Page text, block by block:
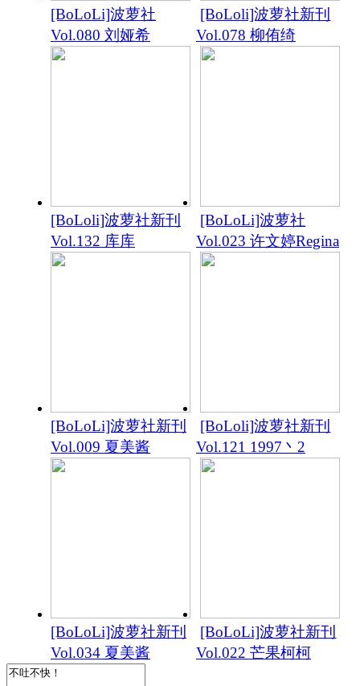
[BoLoLi]波萝社
Vol.080 刘娅希
[BoLoli]波萝社新刊
Vol.078 柳侑绮
[BoLoli]波萝社新刊
Vol.132 库库
[BoLoLi]波萝社
Vol.023 许文婷Regina
[BoLoLi]波萝社新刊
Vol.009 夏美酱
[BoLoli]波萝社新刊
Vol.121 1997丶2
[BoLoLi]波萝社新刊
Vol.034 夏美酱
[BoLoLi]波萝社新刊
Vol.022 芒果柯柯